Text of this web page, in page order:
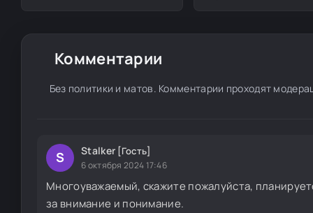
Комментарии
Без политики и матов. Комментарии проходят
S Stalker [Гость]
6 октября 2024 17:46
Многоуважаемый, скажите пожалуйста,
за внимание и понимание.